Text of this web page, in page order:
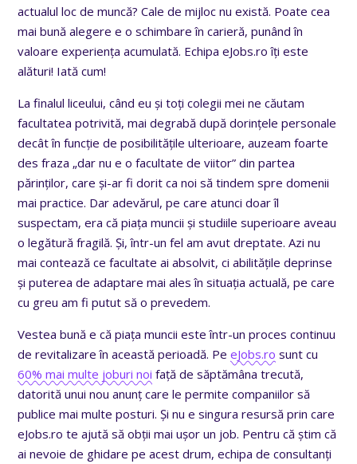
actualul loc de muncă? Cale de mijloc nu există. Poate cea
mai bună alegere e o schimbare în carieră, punând în
valoare experiența acumulată. Echipa eJobs.ro îți este
alături! Iată cum!
La finalul liceului, când eu și toți colegii mei ne căutam
facultatea potrivită, mai degrabă după dorințele personale
decât în funcție de posibilitățile ulterioare, auzeam foarte
des fraza „dar nu e o facultate de viitor” din partea
părinților, care și-ar fi dorit ca noi să tindem spre domenii
mai practice. Dar adevărul, pe care atunci doar îl
suspectam, era că piața muncii și studiile superioare aveau
o legătură fragilă. Și, într-un fel am avut dreptate. Azi nu
mai contează ce facultate ai absolvit, ci abilitățile deprinse
și puterea de adaptare mai ales în situația actuală, pe care
cu greu am fi putut să o prevedem.
Vestea bună e că piața muncii este într-un proces continuu
de revitalizare în această perioadă. PeeJobs.ro sunt cu
60% mai multe joburi noi față de săptămâna trecută,
datorită unui nou anunț care le permite companiilor să
publice mai multe posturi. Și nu e singura resursă prin care
eJobs.ro te ajută să obții mai ușor un job. Pentru că știm că
ai nevoie de ghidare pe acest drum, echipa de consultanți